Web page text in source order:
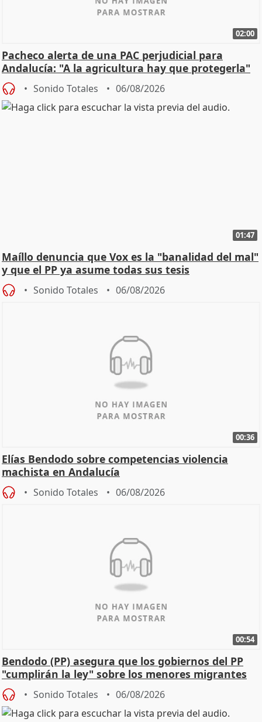
02:00
Pacheco alerta de una PAC perjudicial para
Andalucía: "A la agricultura hay que protegerla"
Sonido Totales 06/08/2026
01:47
Maíllo denuncia que Vox es la "banalidad del mal"
y que el PP ya asume todas sus tesis
Sonido Totales 06/08/2026
00:36
Elías Bendodo sobre competencias violencia
machista en Andalucía
Sonido Totales 06/08/2026
00:54
Bendodo (PP) asegura que los gobiernos del PP
"cumplirán la ley" sobre los menores migrantes
Sonido Totales 06/08/2026